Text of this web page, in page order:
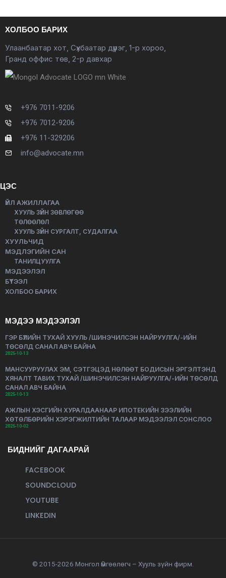
ХОЛБОО БАРИХ
Улаанбаатар хот, Сүхбаатар дүүрэг, 1-р хороо,
Гранд оффис төв, 2-р давхар
+976 7011-9206
+976 7012-9206
+976 11-329206
info@advocate.mn
ЦЭС
ҮЙЛ АЖИЛЛАГАА
ХУУЛЬ ЗҮЙН ЗӨВЛӨГӨӨ
ТӨЛӨӨЛӨЛ
ХУУЛЬ ЗҮЙН СУРГАЛТ, СУДАЛГАА
ХУУЛЬЧИД
МЭДЛЭГИЙН САН
ТАНИЛЦУУЛГА
МЭДЭЭЛЭЛ
БҮТЭЭЛ
ХОЛБОО БАРИХ
МЭДЭЭ МЭДЭЭЛЭЛ
ГЭР БҮЛИЙН ТУХАЙ ХУУЛЬ /ШИНЭЧИЛСЭН НАЙРУУЛГА/-ИЙН
ТӨСӨЛД САНАЛ АВЧ БАЙНА
2025-10-13
МАНСУУРУУЛАХ ЭМ, СЭТГЭЦЭД НӨЛӨӨТ БОДИСЫН ЭРГЭЛТЭНД
ХЯНАЛТ ТАВИХ ТУХАЙ /ШИНЭЧИЛСЭН НАЙРУУЛГА/-ИЙН ТӨСӨЛД
САНАЛ АВЧ БАЙНА
2025-10-13
АЖЛЫН ХЭСГИЙН ХУРАЛДААНААР ИПОТЕКИЙН ЗЭЭЛИЙН
ХӨТӨЛБӨРИЙН ХЭРЭГЖИЛТИЙН ТАЛААР МЭДЭЭЛЭЛ СОНСЛОО
2025-10-02
БИДНИЙГ ДАГААРАЙ
FACEBOOK
SOUNDCLOUD
YOUTUBE
LINKEDIN
© 2015-2026 Монгол Өмгөөлөгч – Хууль зүйн фирм.